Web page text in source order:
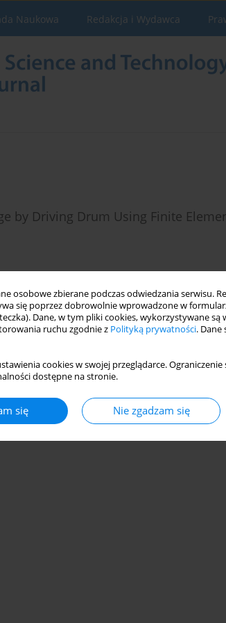
osobowe zbierane podczas odwiedzania serwisu.
się poprzez dobrowolnie wprowadzone w
Dane, w tym pliki cookies, wykorzystywane
ruchu zgodnie z Polityką prywatności. Dane
cookies w swojej przeglądarce.
dostępne na stronie.
się Nie zgadzam się
Naukowa Redakcja i Wydawca
by Driving Drum Using Finite